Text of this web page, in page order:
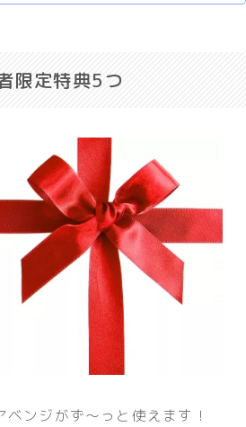
限定特典5つ
ンジがず〜っと使えます！